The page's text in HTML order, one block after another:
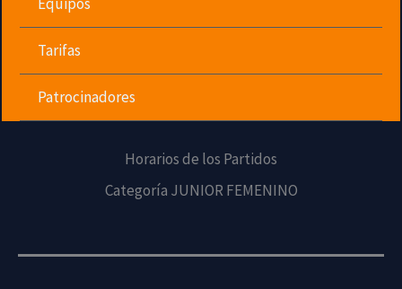
Tarifas
Patrocinadores
Horarios de los Partidos
Categoría JUNIOR FEMENINO